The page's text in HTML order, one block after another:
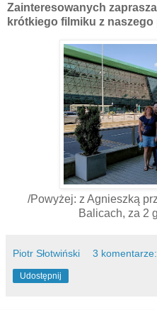
Zainteresowanych
krótkiego filmiku z
/Powyżej: z Agnieszką
Balicach, za 2
Piotr Słotwiński 3 komentarze:
Udostępnij